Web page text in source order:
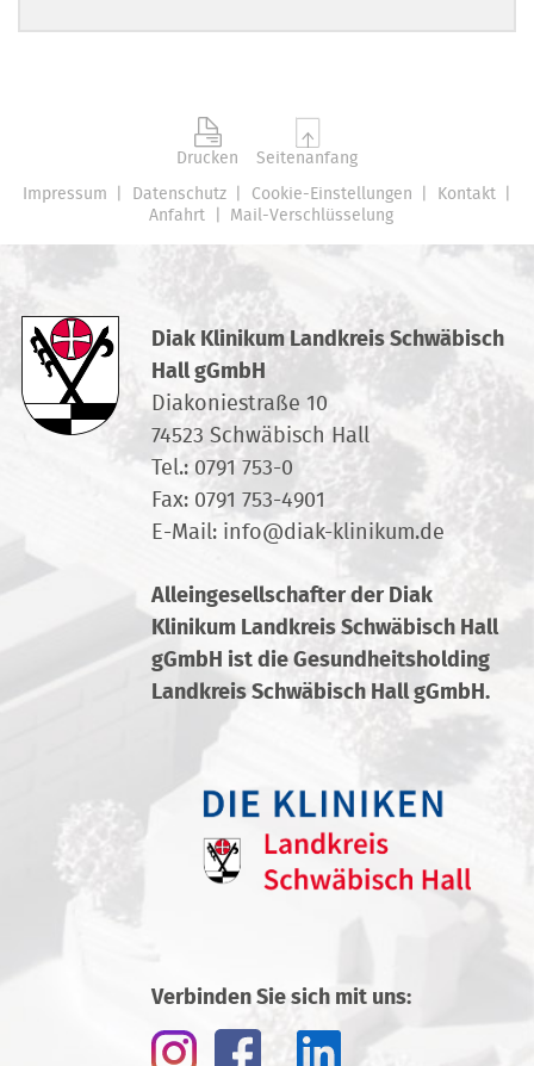
Impressum Datenschutz Cookie-Einstellungen
Kontakt
Anfahrt
Mail-Verschlüsselung
Drucken Seitenanfang
Diak Klinikum Landkreis Schwäbisch
Hall gGmbH
Diakoniestraße 10
74523 Schwäbisch Hall
Tel.: 0791 753-0
Fax: 0791 753-4901
E-Mail: info@diak-klinikum.de
Alleingesellschafter der Diak
Klinikum Landkreis Schwäbisch Hall
gGmbH ist die Gesundheitsholding
Landkreis Schwäbisch Hall gGmbH.
Verbinden Sie sich mit uns: